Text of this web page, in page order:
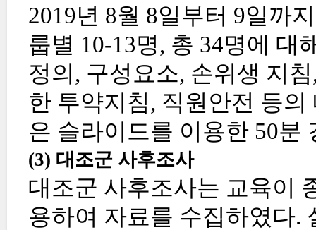
2019년 8월 8일부터 9일까
룹별 10-13명, 총 34명에 대
정의, 구성요소, 손위생 지
한 투약지침, 직원안전 등
은 슬라이드를 이용한 50분
(3) 대조군 사후조사
대조군 사후조사는 교육이
용하여 자료를 수집하였다.